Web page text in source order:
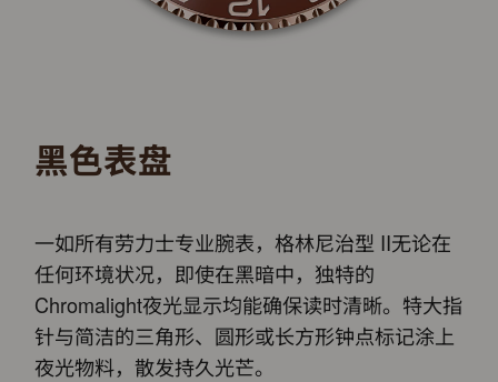
黑色表盘
一如所有劳力士专业腕表，格林尼治型 II无论在
任何环境状况，即使在黑暗中，独特的
Chromalight夜光显示均能确保读时清晰。特大指
针与简洁的三角形、圆形或长方形钟点标记涂上
夜光物料，散发持久光芒。